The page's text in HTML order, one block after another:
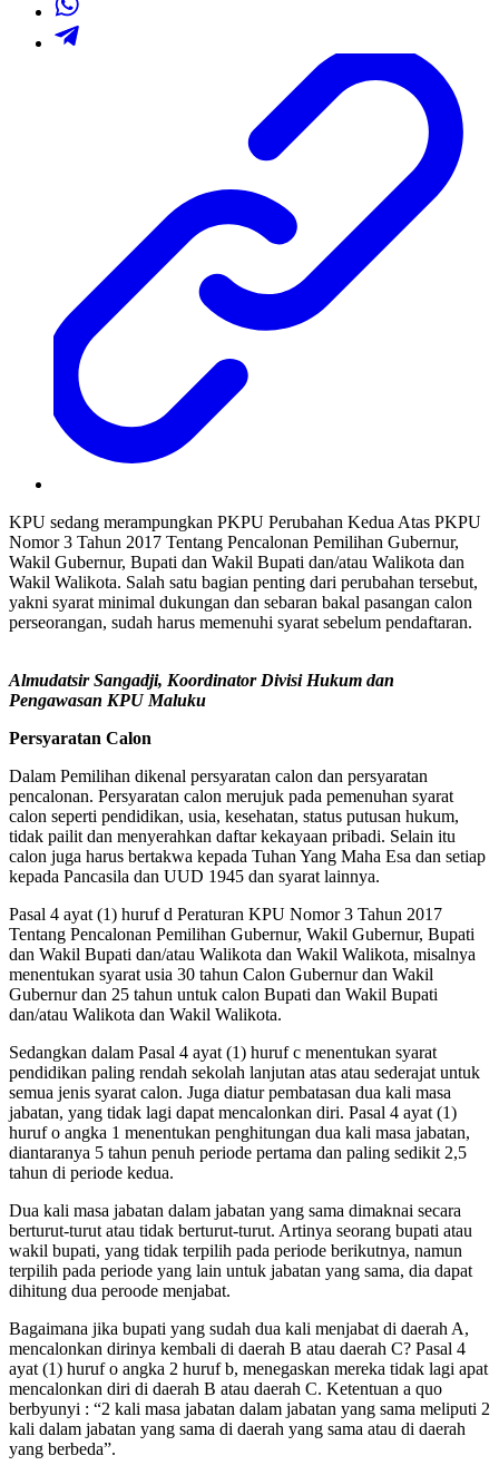
KPU sedang merampungkan PKPU Perubahan Kedua Atas PKPU
Nomor 3 Tahun 2017 Tentang Pencalonan Pemilihan Gubernur,
Wakil Gubernur, Bupati dan Wakil Bupati dan/atau Walikota dan
Wakil Walikota. Salah satu bagian penting dari perubahan tersebut,
yakni syarat minimal dukungan dan sebaran bakal pasangan calon
perseorangan, sudah harus memenuhi syarat sebelum pendaftaran.
Almudatsir Sangadji, Koordinator Divisi Hukum dan
Pengawasan KPU Maluku
Persyaratan Calon
Dalam Pemilihan dikenal persyaratan calon dan persyaratan
pencalonan. Persyaratan calon merujuk pada pemenuhan syarat
calon seperti pendidikan, usia, kesehatan, status putusan hukum,
tidak pailit dan menyerahkan daftar kekayaan pribadi. Selain itu
calon juga harus bertakwa kepada Tuhan Yang Maha Esa dan setiap
kepada Pancasila dan UUD 1945 dan syarat lainnya.
Pasal 4 ayat (1) huruf d Peraturan KPU Nomor 3 Tahun 2017
Tentang Pencalonan Pemilihan Gubernur, Wakil Gubernur, Bupati
dan Wakil Bupati dan/atau Walikota dan Wakil Walikota, misalnya
menentukan syarat usia 30 tahun Calon Gubernur dan Wakil
Gubernur dan 25 tahun untuk calon Bupati dan Wakil Bupati
dan/atau Walikota dan Wakil Walikota.
Sedangkan dalam Pasal 4 ayat (1) huruf c menentukan syarat
pendidikan paling rendah sekolah lanjutan atas atau sederajat untuk
semua jenis syarat calon. Juga diatur pembatasan dua kali masa
jabatan, yang tidak lagi dapat mencalonkan diri. Pasal 4 ayat (1)
huruf o angka 1 menentukan penghitungan dua kali masa jabatan,
diantaranya 5 tahun penuh periode pertama dan paling sedikit 2,5
tahun di periode kedua.
Dua kali masa jabatan dalam jabatan yang sama dimaknai secara
berturut-turut atau tidak berturut-turut. Artinya seorang bupati atau
wakil bupati, yang tidak terpilih pada periode berikutnya, namun
terpilih pada periode yang lain untuk jabatan yang sama, dia dapat
dihitung dua peroode menjabat.
Bagaimana jika bupati yang sudah dua kali menjabat di daerah A,
mencalonkan dirinya kembali di daerah B atau daerah C? Pasal 4
ayat (1) huruf o angka 2 huruf b, menegaskan mereka tidak lagi apat
mencalonkan diri di daerah B atau daerah C. Ketentuan a quo
berbyunyi : “2 kali masa jabatan dalam jabatan yang sama meliputi 2
kali dalam jabatan yang sama di daerah yang sama atau di daerah
yang berbeda”.